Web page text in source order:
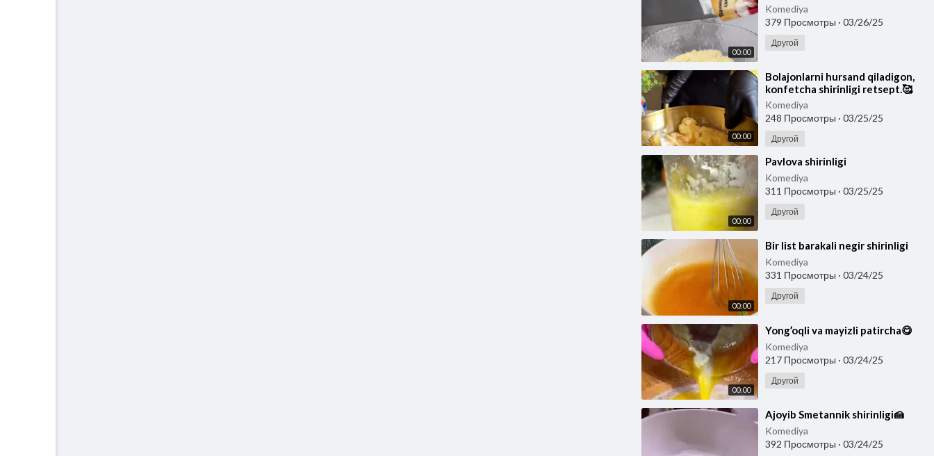
00:00
Komediya
379 Просмотры · 03/26/25
Другой
00:00
⁣Bolajonlarni hursand qiladigon,
konfetcha shirinligi retsept.🥰
Komediya
248 Просмотры · 03/25/25
Другой
00:00
⁣Pavlova shirinligi
Komediya
311 Просмотры · 03/25/25
Другой
00:00
⁣Bir list barakali negir shirinligi
Komediya
331 Просмотры · 03/24/25
Другой
00:00
⁣Yong’oqli va mayizli patircha😋
Komediya
217 Просмотры · 03/24/25
Другой
⁣Ajoyib Smetannik shirinligi🍰
Komediya
392 Просмотры · 03/24/25